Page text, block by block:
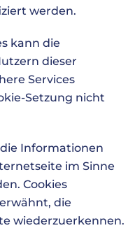
werden.
kann die
dieser
Services
Setzung nicht
Informationen
im Sinne
Cookies
die
wiederzuerkennen.